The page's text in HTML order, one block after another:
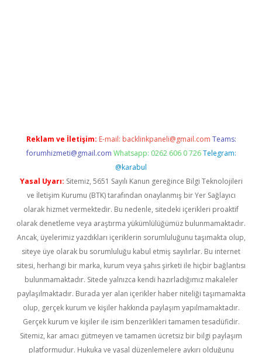
Reklam ve İletişim: E-mail: backlinkpaneli@gmail.com Teams:
forumhizmeti@gmail.com Whatsapp: 0262 606 0 726 Telegram:
@karabul
Yasal Uyarı: Sitemiz, 5651 Sayılı Kanun gereğince Bilgi Teknolojileri
ve İletişim Kurumu (BTK) tarafından onaylanmış bir Yer Sağlayıcı
olarak hizmet vermektedir. Bu nedenle, sitedeki içerikleri proaktif
olarak denetleme veya araştırma yükümlülüğümüz bulunmamaktadır.
Ancak, üyelerimiz yazdıkları içeriklerin sorumluluğunu taşımakta olup,
siteye üye olarak bu sorumluluğu kabul etmiş sayılırlar. Bu internet
sitesi, herhangi bir marka, kurum veya şahıs şirketi ile hiçbir bağlantısı
bulunmamaktadır. Sitede yalnızca kendi hazırladığımız makaleler
paylaşılmaktadır. Burada yer alan içerikler haber niteliği taşımamakta
olup, gerçek kurum ve kişiler hakkında paylaşım yapılmamaktadır.
Gerçek kurum ve kişiler ile isim benzerlikleri tamamen tesadüfidir.
Sitemiz, kar amacı gütmeyen ve tamamen ücretsiz bir bilgi paylaşım
platformudur. Hukuka ve yasal düzenlemelere aykırı olduğunu